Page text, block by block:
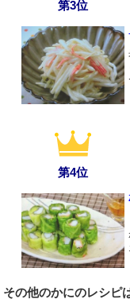
第3位
第4位
その他のかにのレシピ